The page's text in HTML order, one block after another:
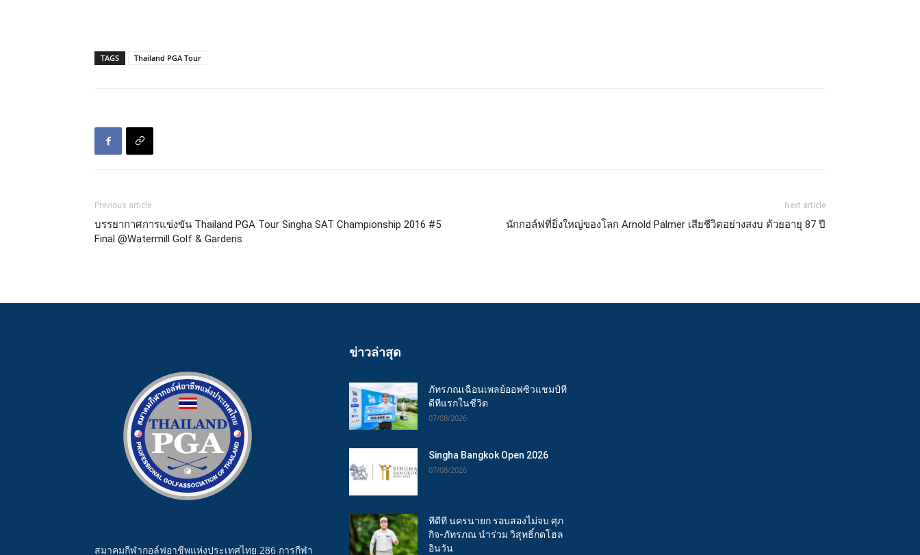
TAGS Thailand PGA Tour
Previous article
บรรยากาศการแข่งขัน Thailand PGA Tour Singha SAT Championship 2016 #5
Final @Watermill Golf & Gardens
Next article
นักกอล์ฟที่ยิ่งใหญ่ของโลก Arnold Palmer เสียชีวิตอย่างสงบ ด้วยอายุ 87 ปี
สมาคมกีฬากอล์ฟอาชีพแห่งประเทศไทย 286 การกีฬา
ข่าวล่าสุด
ภัทรภณเฉือนเพลย์ออฟซิวแชมป์ที
ดีทีแรกในชีวิต
07/08/2026
Singha Bangkok Open 2026
07/08/2026
ทีดีที นครนายก รอบสองไม่จบ ศุภ
กิจ-ภัทรภณ นำร่วม วิสุทธิ์กดโฮล
อินวัน